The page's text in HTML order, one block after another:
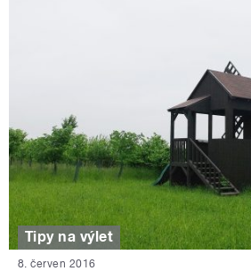
Tipy na výlet
8. červen 2016